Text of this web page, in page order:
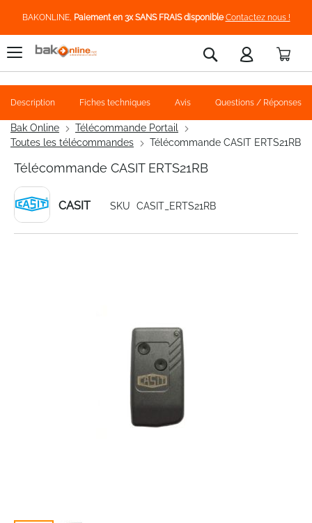
BAKONLINE, Paiement en 3x SANS FRAIS disponible Contactez nous !
Rechercher
Bak Online
Télécommande Portail
Toutes les télécommandes
Télécommande CASIT ERTS21RB
Télécommande CASIT ERTS21RB
CASIT SKU CASIT_ERTS21RB
Description Fiches techniques Avis Questions / Réponses